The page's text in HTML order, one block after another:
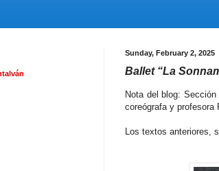
Sunday, February 2, 2025
Ballet “La
Nota del blog:
coreógrafa y profesora
Los textos anteriores,